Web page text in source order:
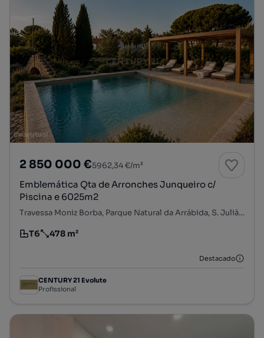
2 850 000 €5962,34 €/m²
Emblemática Qta de Arronches Junqueiro c/
Piscina e 6025m2
Travessa Moniz Borba, Parque Natural da Arrábida, S. Julião, N. S. da Anunciada e S. Maria da Graça, Setúbal, Setúbal
Tipologia
T6
Preço por metro quadrado
478 m²
Destacado
CENTURY 21 Evolute
Profissional